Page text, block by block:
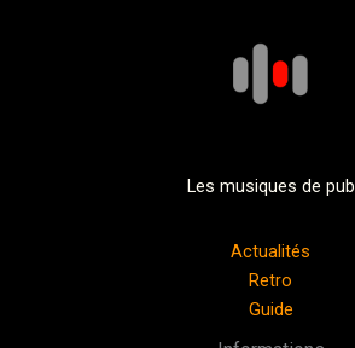
Les musiques de pub
Actualités
Retro
Guide